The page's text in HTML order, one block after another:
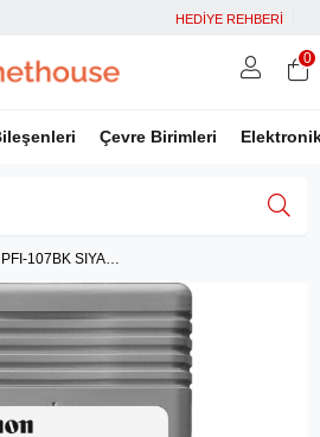
HEDİYE REHBERİ
Çevre Birimleri
Google İle Bağlan
0
CANON 6705B001 PFI-107BK SIYAH KARTUS (130 ML)IPF 670/IPF 680/IPF 685/IPF770/IPF 780/IPF 785